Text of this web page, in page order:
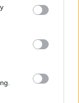
You may click to
party tags to
in below Google